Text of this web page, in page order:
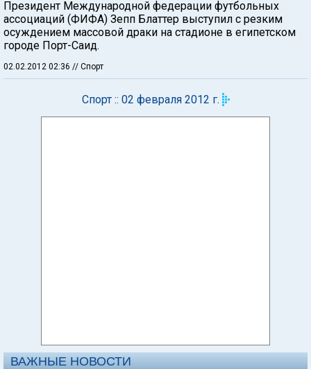
Президент Международной федерации футбольных
ассоциаций (ФИФА) Зепп Блаттер выступил с резким
осуждением массовой драки на стадионе в египетском
городе Порт-Саид.
02.02.2012 02:36 // Спорт
Спорт :: 02 февраля 2012 г.
ВАЖНЫЕ НОВОСТИ